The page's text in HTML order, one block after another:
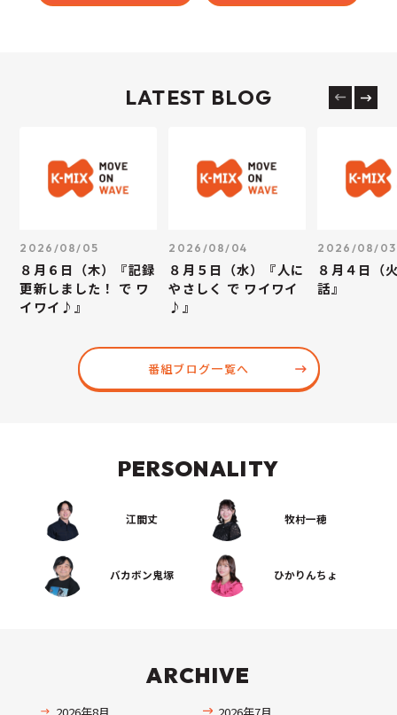
LATEST BLOG
2026/08/05
８月６日（木）『記録
更新しました！ で ワ
イワイ♪』
2026/08/04
８月５日（水）『人に
やさしく で ワイワイ
♪』
2026/08/03
８月４日（
話』
番組ブログ一覧へ
PERSONALITY
江間丈 牧村一穂
バカボン鬼塚 ひかりんちょ
ARCHIVE
2026年8月
2026年7月